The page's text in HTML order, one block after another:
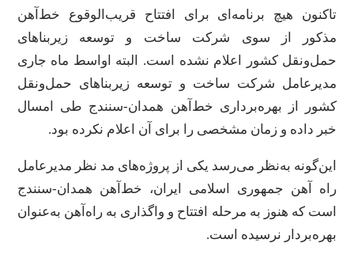
تاکنون هیچ برنامه‌ای برای افتتاح قریب‌الوقوع خط‌آهن
مذکور از سوی شرکت ساخت و توسعه زیربناهای
حمل‌ونقل کشور اعلام نشده است. البته اواسط ماه جاری
مدیرعامل شرکت ساخت و توسعه زیربناهای حمل‌ونقل
کشور از بهره‌برداری خط‌‌آهن همدان-سنندج طی امسال
خبر داده و زمان مشخصی را برای آن اعلام نکرده بود.
این‌گونه به‌نظر می‌رسد یکی از پروژه‌های مد نظر مدیرعامل
راه آهن جمهوری اسلامی ایران، خط‌آهن همدان-سنندج
است که هنوز به مرحله افتتاح و واگذاری به راه‌آهن به‌عنوان
بهره‌بردار نرسیده است.